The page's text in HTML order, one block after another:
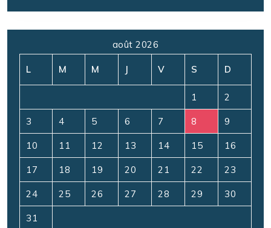
août 2026
L M M J V S D
1 2
3 4 5 6 7 8 9
10 11 12 13 14 15 16
17 18 19 20 21 22 23
24 25 26 27 28 29 30
31